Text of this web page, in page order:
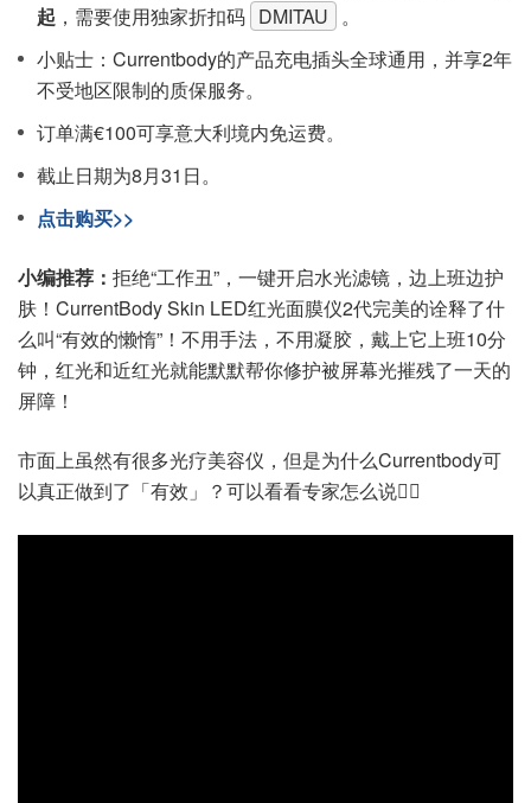
起 ，需要使用独家折扣码 DMITAU 。
小贴士：Currentbody的产品充电插头全球通用，并享2年
不受地区限制的质保服务。
订单满€100可享意大利境内免运费。
截止日期为8月31日。
点击购买>>
小编推荐： 拒绝“工作丑”，一键开启水光滤镜，边上班边护
肤！CurrentBody Skin LED红光面膜仪2代完美的诠释了什
么叫“有效的懒惰”！不用手法，不用凝胶，戴上它上班10分
钟，红光和近红光就能默默帮你修护被屏幕光摧残了一天的
屏障！
市面上虽然有很多光疗美容仪，但是为什么Currentbody可
以真正做到了「有效」？可以看看专家怎么说👇🏻